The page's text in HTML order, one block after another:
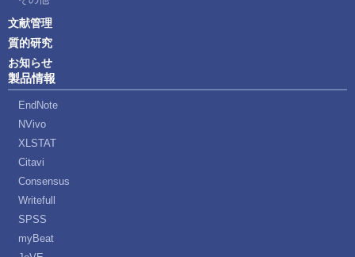
文献管理
質的研究
お知らせ
製品情報
EndNote
NVivo
XLSTAT
Citavi
Consensus
Writefull
SPSS
myBeat